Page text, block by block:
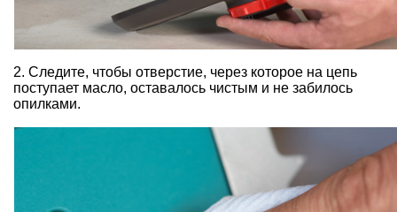
2. Следите, чтобы отверстие, через которое на цепь
поступает масло, оставалось чистым и не забилось
опилками.